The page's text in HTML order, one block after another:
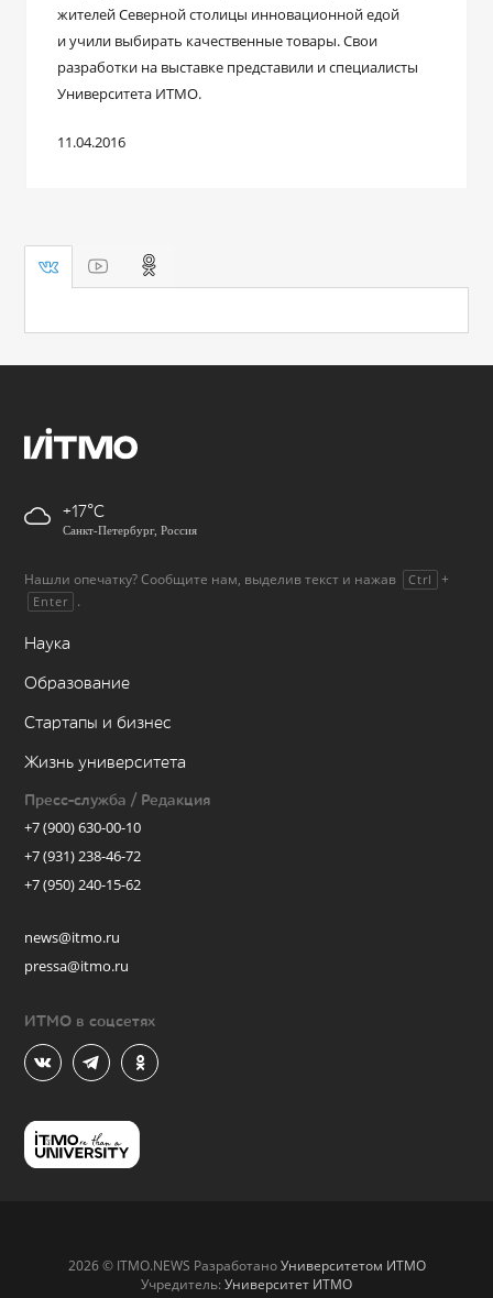
жителей Северной столицы инновационной едой
и учили выбирать качественные товары. Свои
разработки на выставке представили и специалисты
Университета ИТМО.
11.04.2016
+17
Санкт-Петербург, Россия
Нашли опечатку? Сообщите нам, выделив текст и нажав Ctrl +
Enter .
Наука
Образование
Стартапы и бизнес
Жизнь университета
Пресс-служба / Редакция
+7 (900) 630-00-10
+7 (931) 238-46-72
+7 (950) 240-15-62
news@itmo.ru
pressa@itmo.ru
ИТМО в соцсетях
2026 © ITMO.NEWS РазработаноУниверситетом ИТМО
Учредитель: Университет ИТМО